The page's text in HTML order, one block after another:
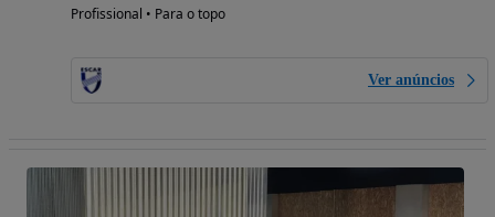
Profissional • Para o topo
Ver anúncios